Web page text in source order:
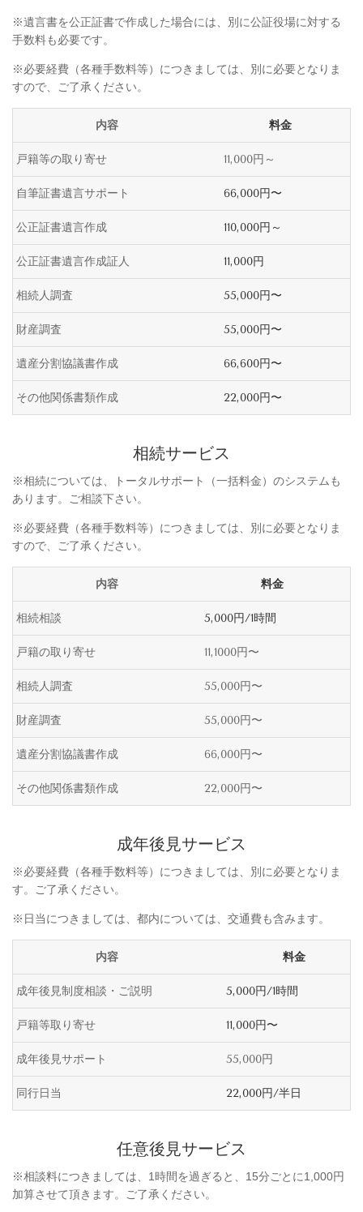
※遺言書を公正証書で作成した場合には、別に公証役場に対する
手数料も必要です。
※必要経費（各種手数料等）につきましては、別に必要となりま
すので、ご了承ください。
内容 料金
戸籍等の取り寄せ 11,000円～
自筆証書遺言サポート 66,000円〜
公正証書遺言作成 110,000円～
公正証書遺言作成証人 11,000円
相続人調査 55,000円〜
財産調査 55,000円〜
遺産分割協議書作成 66,600円〜
その他関係書類作成 22,000円〜
相続サービス
※相続については、トータルサポート（一括料金）のシステムも
あります。
ご相談下さい。
※必要経費（各種手数料等）につきましては、 別に必要となりま
すので、ご了承ください。
内容 料金
相続相談 5,000円/1時間
戸籍の取り寄せ 11,1000円〜
相続人調査 55,000円〜
財産調査 55,000円〜
遺産分割協議書作成 66,000円〜
その他関係書類作成 22,000円〜
成年後見サービス
※必要経費（各種手数料等）につきましては、別に必要となりま
す。ご了承ください。
※日当につきましては、都内については、 交通費も含みます。
内容 料金
成年後見制度相談・ご説明 5,000円/1時間
戸籍等取り寄せ 11,000円〜
成年後見サポート 55,000円
同行日当 22,000円/半日
任意後見サービス
※相談料につきましては、1時間を過ぎると、15分ごとに1,000円
加算させて頂きます。ご了承ください。